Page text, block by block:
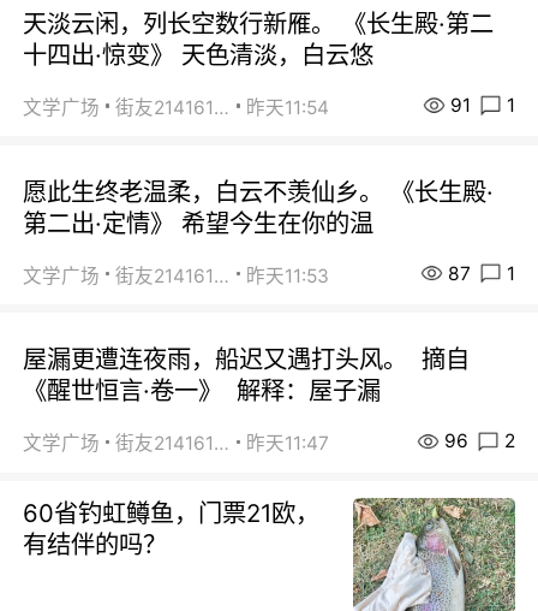
天淡云闲，列长空数行新雁。 《长生殿·第二
十四出·惊变》 天色清淡，白云悠
文学广场 街友21416156 昨天11:54 91 1
愿此生终老温柔，白云不羡仙乡。 《长生殿·
第二出·定情》 希望今生在你的温
文学广场 街友21416156 昨天11:53 87 1
屋漏更遭连夜雨，船迟又遇打头风。 摘自
《醒世恒言·卷一》 解释：屋子漏
文学广场 街友21416156 昨天11:47 96 2
60省钓虹鳟鱼，门票21欧，
有结伴的吗？